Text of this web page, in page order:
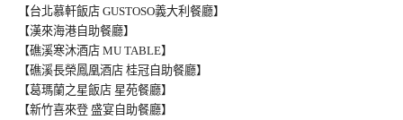
【台北慕軒飯店 GUSTOSO義大利餐廳】
【漢來海港自助餐廳】
【礁溪寒沐酒店 MU TABLE】
【礁溪長榮鳳凰酒店 桂冠自助餐廳】
【葛瑪蘭之星飯店 星苑餐廳】
【新竹喜來登 盛宴自助餐廳】